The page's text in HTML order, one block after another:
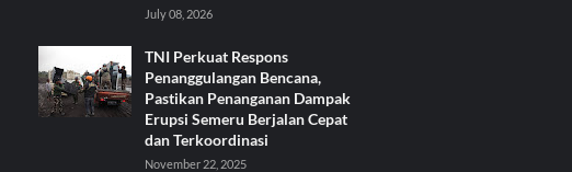
July 08, 2026
TNI Perkuat Respons
Penanggulangan Bencana,
Pastikan Penanganan Dampak
Erupsi Semeru Berjalan Cepat
dan Terkoordinasi
November 22, 2025